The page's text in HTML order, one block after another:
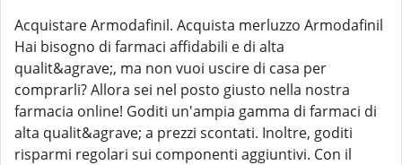
Acquistare Armodafinil. Acquista merluzzo Armodafinil
Hai bisogno di farmaci affidabili e di alta
qualit&agrave;, ma non vuoi uscire di casa per
comprarli? Allora sei nel posto giusto nella nostra
farmacia online! Goditi un'ampia gamma di farmaci di
alta qualit&agrave; a prezzi scontati. Inoltre, goditi
risparmi regolari sui componenti aggiuntivi. Con il